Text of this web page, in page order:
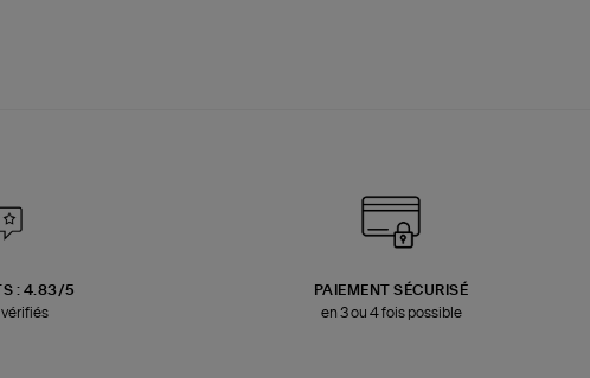
: 4.83/5
PAIEMENT SÉCURISÉ
en 3 ou 4 fois possible